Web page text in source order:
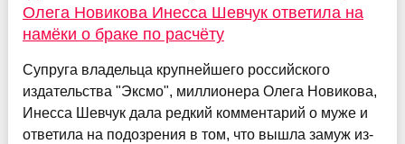
Олега Новикова Инесса Шевчук ответила на
намёки о браке по расчёту
Супруга владельца крупнейшего российского
издательства "Эксмо", миллионера Олега Новикова,
Инесса Шевчук дала редкий комментарий о муже и
ответила на подозрения в том, что вышла замуж из-